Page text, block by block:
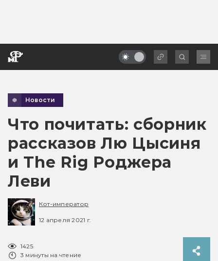
Новости
Что почитать: сборник
рассказов Лю Цысиня
и The Rig Роджера
Леви
Кот-император
12 апреля 2021 г.
1425
3 минуты на чтение